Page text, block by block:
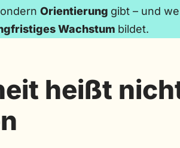
Orientierung gibt – und
Wachstum bildet.
heißt